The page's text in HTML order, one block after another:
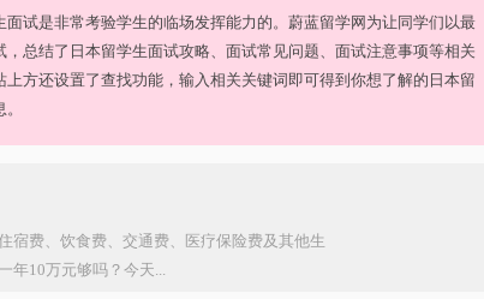
面试是非常考验学生的临场发挥能力的。蔚蓝留学网为让同学们以最
，总结了日本留学生面试攻略、面试常见问题、面试注意事项等相关
上方还设置了查找功能，输入相关关键词即可得到你想了解的日本留
宿费、饮食费、交通费、医疗保险费及其他生
年10万元够吗？今天...